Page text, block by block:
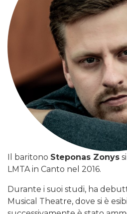
Il baritono Steponas Zonys
LMTA in Canto nel 2016.
Durante i suoi studi, ha
Musical Theatre, dove si è